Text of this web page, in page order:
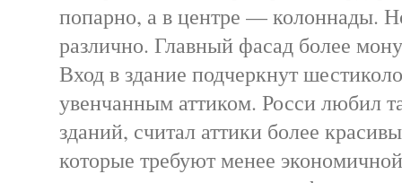
попарно, а в центре — колоннады.
различно. Главный фасад более
Вход в здание подчеркнут
увенчанным аттиком. Росси любил
зданий, считал аттики более
которые требуют менее